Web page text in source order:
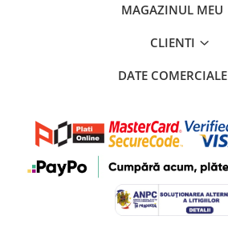
MAGAZINUL MEU
CLIENTI
DATE COMERCIALE